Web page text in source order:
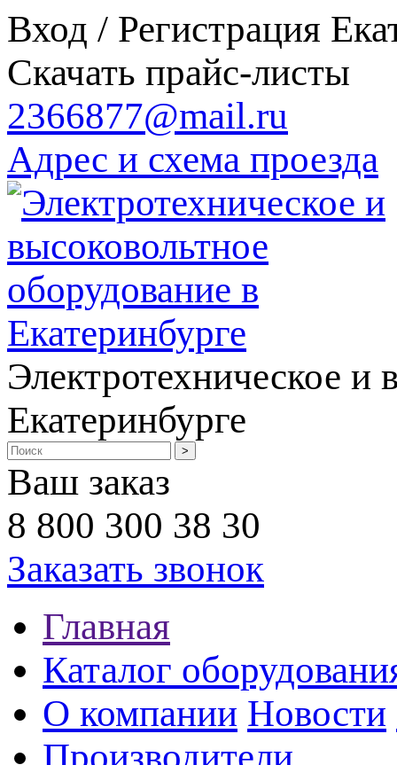
Вход / Регистрация
Скачать прайс-листы
2366877@mail.ru
Адрес и схема проезда
Электротехническое и
Екатеринбурге
Ваш заказ
8 800 300 38 30
Заказать звонок
Главная
Каталог
О компании Новости
Производители